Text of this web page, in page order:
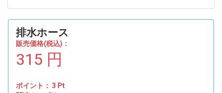
排水ホース
販売価格(税込)：
315 円
ポイント： 3 Pt